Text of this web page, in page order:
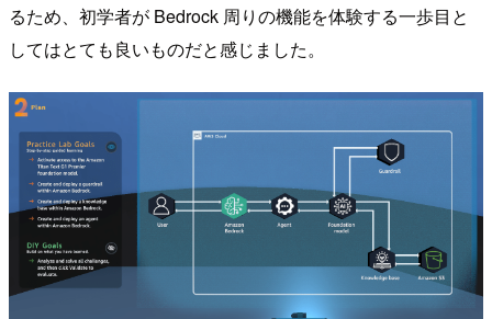
るため、初学者が Bedrock 周りの機能を体験する一歩目と
してはとても良いものだと感じました。